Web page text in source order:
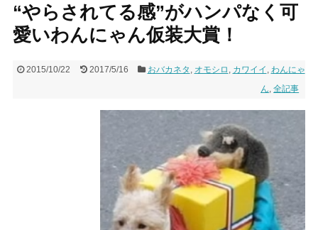
“やらされてる感”がハンパなく可
愛いわんにゃん仮装大賞！
2015/10/22 2017/5/16 おバカネタ オモシロ カワイイ
わんにゃ
ん ,全記事